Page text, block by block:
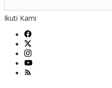
Ikuti Kami